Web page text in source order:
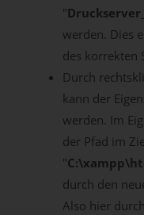
"
werden. Dies
des korrekten
Durch
kann der
werden. Im
der Pfad im
"
durch den
Also hier durch